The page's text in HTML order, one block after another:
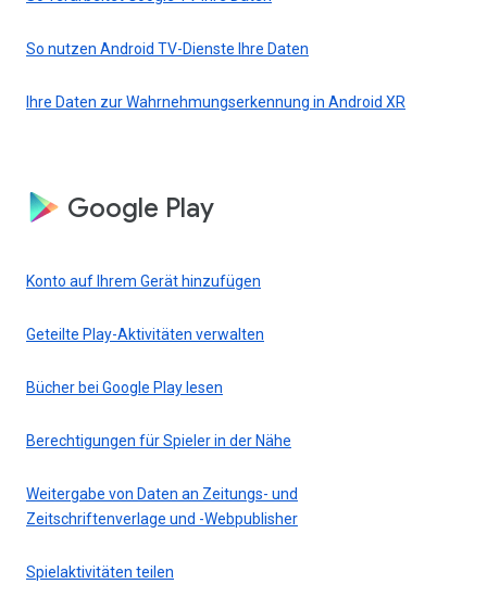
So nutzen Android TV-Dienste Ihre Daten
Ihre Daten zur Wahrnehmungserkennung in Android XR
Google Play
Konto auf Ihrem Gerät hinzufügen
Geteilte Play-Aktivitäten verwalten
Bücher bei Google Play lesen
Berechtigungen für Spieler in der Nähe
Weitergabe von Daten an Zeitungs- und
Zeitschriftenverlage und -Webpublisher
Spielaktivitäten teilen